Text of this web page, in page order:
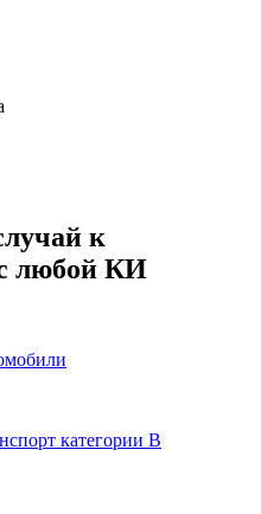
к
любой КИ
категории B